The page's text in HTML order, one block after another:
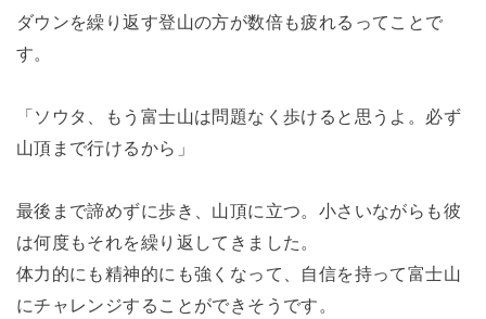
ダウンを繰り返す登山の方が数倍も疲れるってことで
す。
「ソウタ、もう富士山は問題なく歩けると思うよ。必ず
山頂まで行けるから」
最後まで諦めずに歩き、山頂に立つ。小さいながらも彼
は何度もそれを繰り返してきました。
体力的にも精神的にも強くなって、自信を持って富士山
にチャレンジすることができそうです。